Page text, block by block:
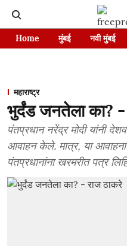
Home मुंबई नवी मुंबई
महाराष्ट्र
भुर्दंड जनतेला का?
पंतप्रधान नरेंद्र मोदी यांनी
आवाहन केले. मात्र, या
पंतप्रधानांना खरमरीत पत्र